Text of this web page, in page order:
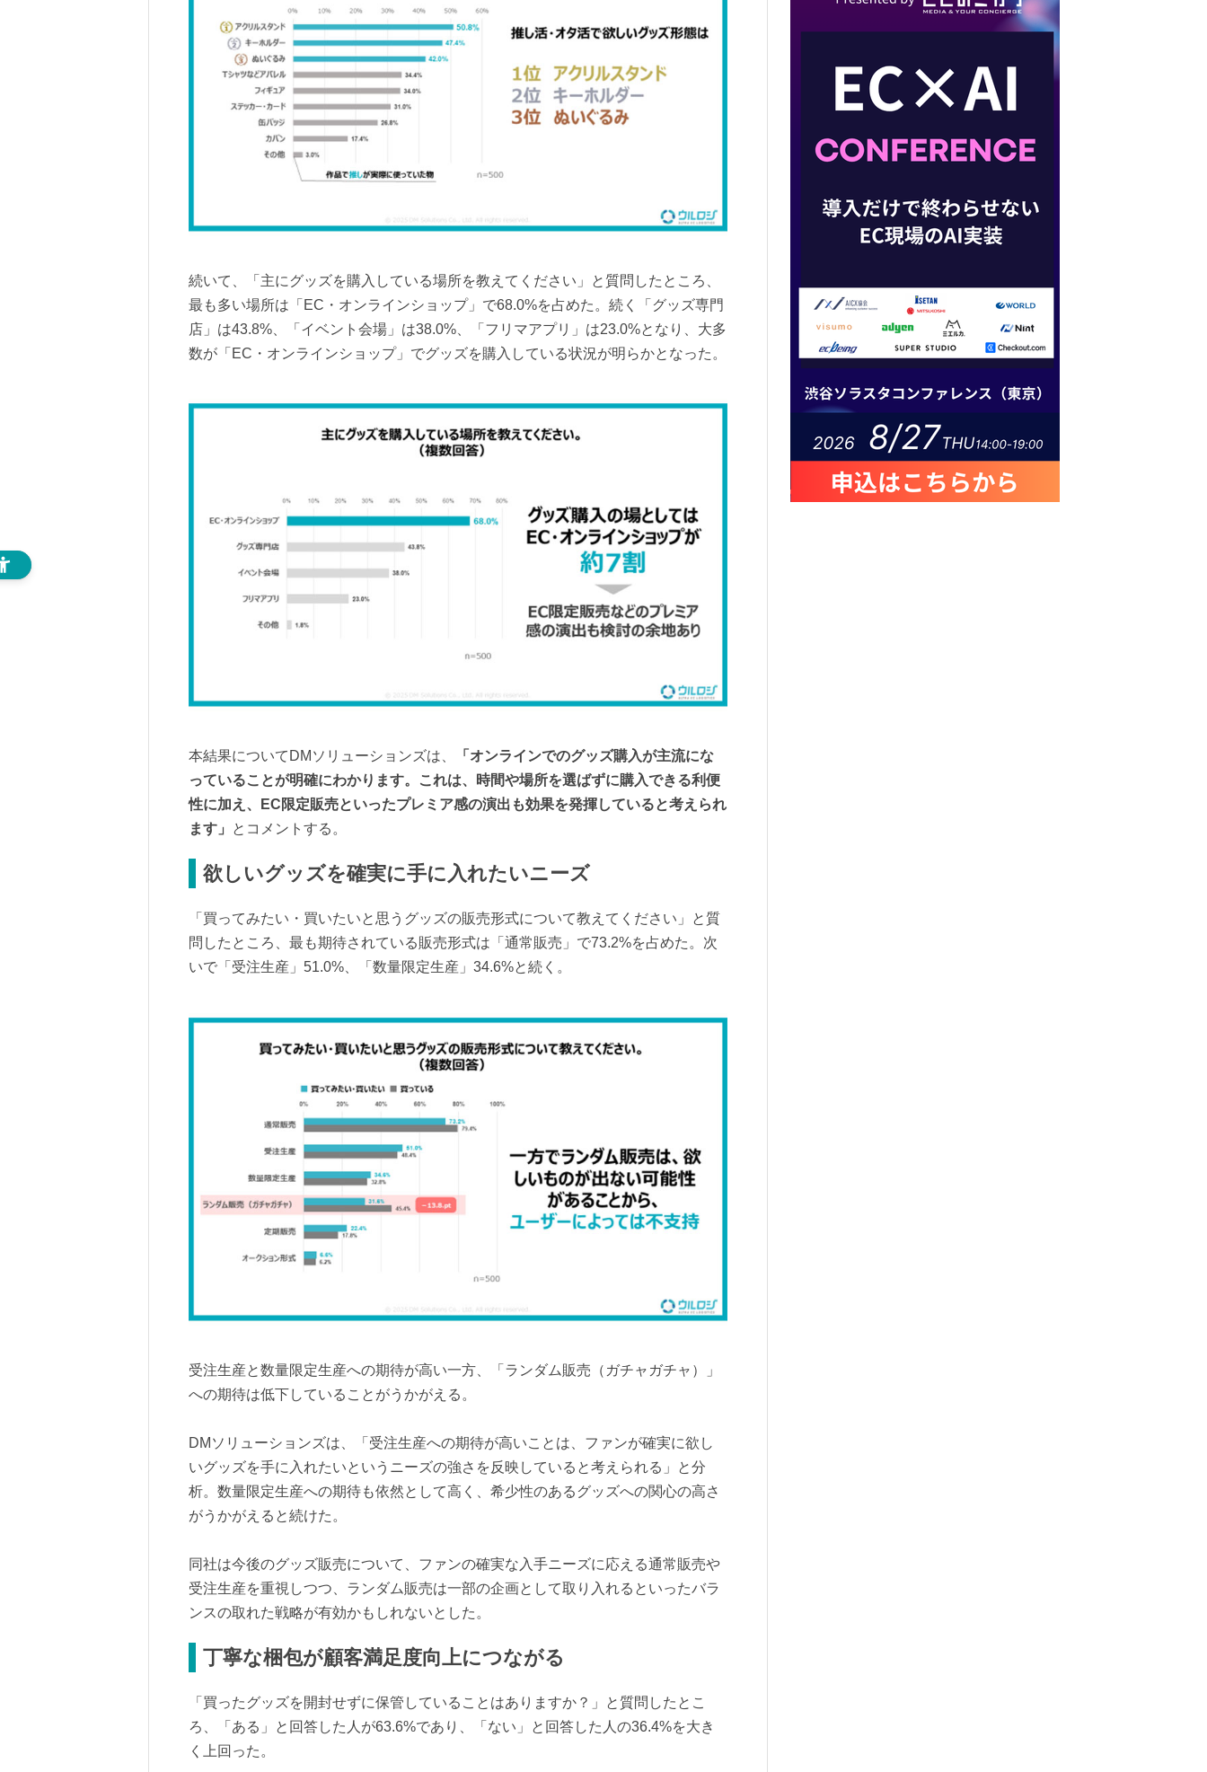
続いて、「主にグッズを購入している場所を教えてください」と質問したところ、
最も多い場所は「EC・オンラインショップ」で68.0%を占めた。続く「グッズ専門
店」は43.8%、「イベント会場」は38.0%、「フリマアプリ」は23.0%となり、大多
数が「EC・オンラインショップ」でグッズを購入している状況が明らかとなった。
本結果についてDMソリューションズは、
「オンラインでのグッズ購入が主流にな
っていることが明確にわかります。これは、時間や場所を選ばずに購入できる利便
性に加え、EC限定販売といったプレミア感の演出も効果を発揮していると考えられ
ます」
とコメントする。
欲しいグッズを確実に手に入れたいニーズ
「買ってみたい・買いたいと思うグッズの販売形式について教えてください」と質
問したところ、最も期待されている販売形式は「通常販売」で73.2%を占めた。次
いで「受注生産」51.0%、「数量限定生産」34.6%と続く。
受注生産と数量限定生産への期待が高い一方、「ランダム販売（ガチャガチャ）」
への期待は低下していることがうかがえる。
DMソリューションズは、「受注生産への期待が高いことは、ファンが確実に欲し
いグッズを手に入れたいというニーズの強さを反映していると考えられる」と分
析。数量限定生産への期待も依然として高く、希少性のあるグッズへの関心の高さ
がうかがえると続けた。
同社は今後のグッズ販売について、ファンの確実な入手ニーズに応える通常販売や
受注生産を重視しつつ、ランダム販売は一部の企画として取り入れるといったバラ
ンスの取れた戦略が有効かもしれないとした。
丁寧な梱包が顧客満足度向上につながる
「買ったグッズを開封せずに保管していることはありますか？」と質問したとこ
ろ、「ある」と回答した人が63.6%であり、「ない」と回答した人の36.4%を大き
く上回った。